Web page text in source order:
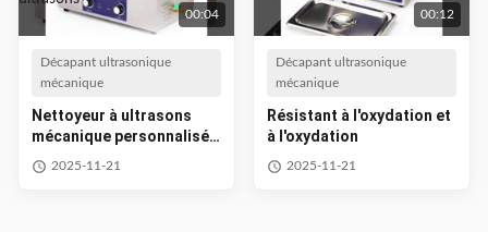
00:04
Décapant ultrasonique
mécanique
Nettoyeur à ultrasons
mécanique personnalisé
Laveuse de pièces
industrielles à ultrasons
2025-11-21
00:12
Décapant ultrasonique
mécanique
Résistant à l'oxydation et
à l'oxydation
2025-11-21